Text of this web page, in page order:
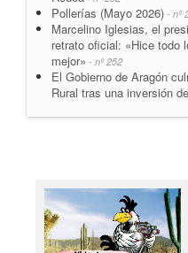
Pollerías (Mayo 2026) - nº
Marcelino Iglesias, el
retrato oficial: «Hice todo
mejor» - nº 252
El Gobierno de Aragón
Rural tras una inversión